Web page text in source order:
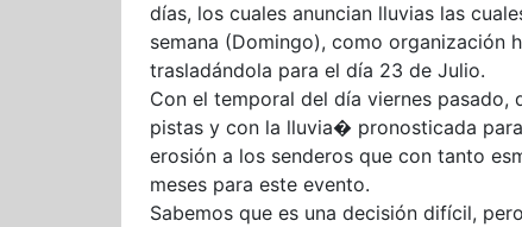
días, los cuales anuncian lluvias las
semana (Domingo), como organización
trasladándola para el día 23 de Julio.
Con el temporal del día viernes pasado,
pistas y con la lluvia� pronosticada
erosión a los senderos que con tanto
meses para este evento.
Sabemos que es una decisión difícil,